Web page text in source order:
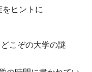
ヒントに
こぞの大学の謎